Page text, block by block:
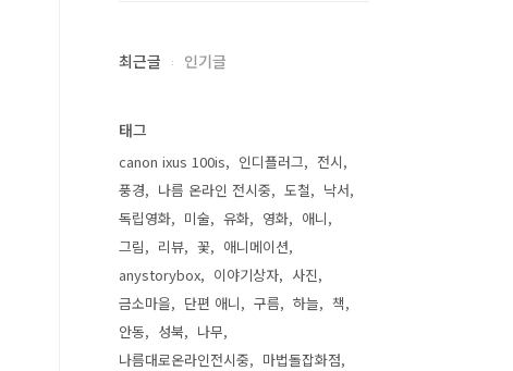
최근글 인기글
태그
canon ixus 100is 인디플러그
전시
풍경
나름 온라인 전시중 도철
낙서
독립영화
미술 유화 영화
애니
그림
리뷰 꽃
애니메이션
anystorybox
이야기상자
사진
금소마을
단편 애니 구름 하늘
책
안동
성북
나무
나름대로온라인전시중
마법돌잡화점